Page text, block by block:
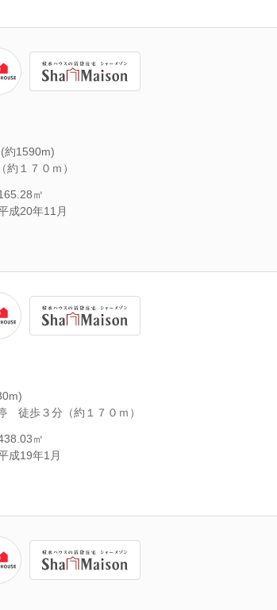
約1590m)
１７０ｍ）
㎡
成20年11月
徒歩３分（約１７０ｍ）
㎡
成19年1月